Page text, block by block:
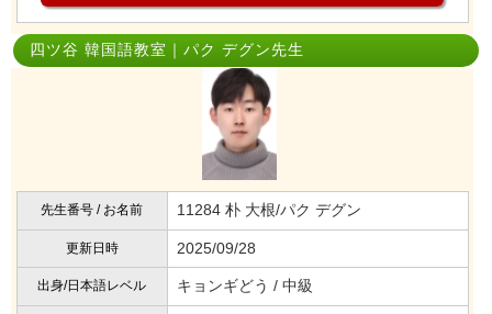
四ツ谷 韓国語教室｜パク デグン先生
先生番号 / お名前 11284 朴 大根/パク デグン
更新日時 2025/09/28
出身/日本語レベル キョンギどう / 中級